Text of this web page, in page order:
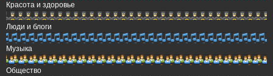
Красота и здоровье
Люди и блоги
Музыка
Общество